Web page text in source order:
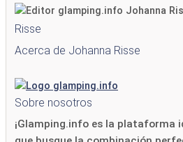
Risse
Acerca de Johanna Risse
Sobre nosotros
¡Glamping.info es la plataforma